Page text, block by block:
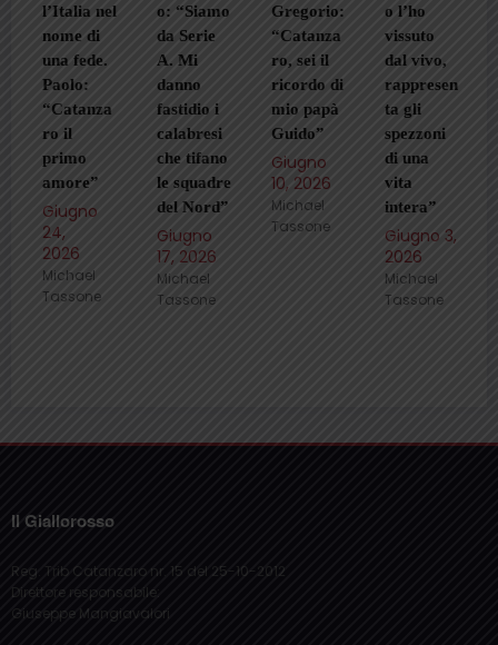
nel
o: “Siamo
da Serie
A. Mi
fastidio i
che tifano
le squadre
del Nord”
Michael
Tassone
Gregorio:
“Catanza
ricordo di
mio papà
Guido”
Giugno
10, 2026
Michael
o l’ho
vissuto
dal vivo,
rappresen
ta gli
spezzoni
di una
vita
intera”
Giugno 3,
o:
una
seconda
Maggio
Michael
Tassone
Reg. Trib Catanzaro nr. 15 del 25-10-2012
Giuseppe Mangiavalori
Contatti